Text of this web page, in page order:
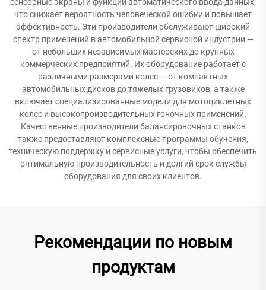
что снижает вероятность человеческой ошибки и повышает
эффективность. Эти производители обслуживают широкий
спектр применений в автомобильной сервисной индустрии —
от небольших независимых мастерских до крупных
коммерческих предприятий. Их оборудование работает с
различными размерами колес — от компактных
автомобильных дисков до тяжелых грузовиков, а также
включает специализированные модели для мотоциклетных
колес и высокопроизводительных гоночных применений.
Качественные производители балансировочных станков
также предоставляют комплексные программы обучения,
техническую поддержку и сервисные услуги, чтобы обеспечить
оптимальную производительность и долгий срок службы
оборудования для своих клиентов.
Рекомендации по новым
продуктам